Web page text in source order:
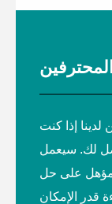
إذا كنت
لك. سيعمل
على حل